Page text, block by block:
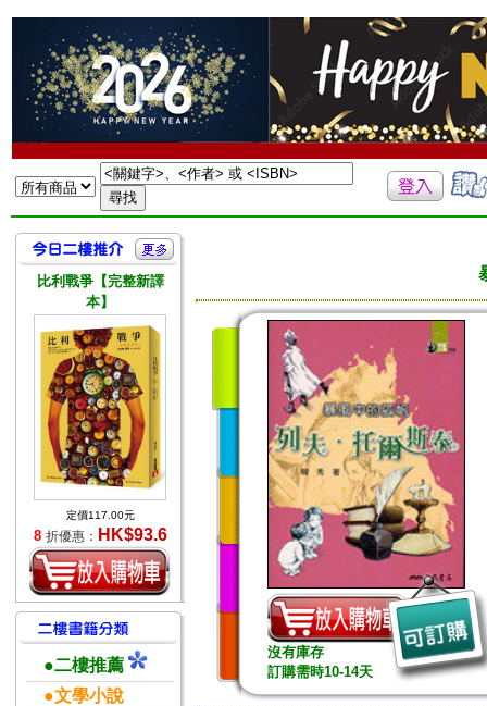
比利戰爭【完整新譯
本】
定價117.00元
8 折優惠： HK$93.6
●二樓推薦
●文學小說
沒有庫存
訂購需時10-14天